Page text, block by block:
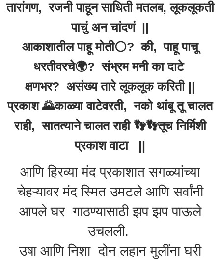
तारांगण, रजनी पाहून साधिती मतलब, लूकलूकती
पाचुं अन चांदणं ||
आकाशातील पाहू मोती⚪️? की, पाहू पाचू
धरतीवरचे🌍? संभ्रम मनी का दाटे
क्षणभर? असंख्य तारे लूकलूक करिती ||
प्रकाश 🌄काळ्या वाटेवरती, नको थांबू तू चालत
राही, सातत्याने चालत राही 👣👣तूच निर्मिशी
प्रकाश वाटा ||
आणि हिरव्या मंद प्रकाशात सगळ्यांच्या
चेहऱ्यावर मंद स्मित उमटले आणि सर्वांनी
आपले घर गाठण्यासाठी झप झप पाऊले
उचलली.
उषा आणि निशा दोन लहान मुलींना घरी